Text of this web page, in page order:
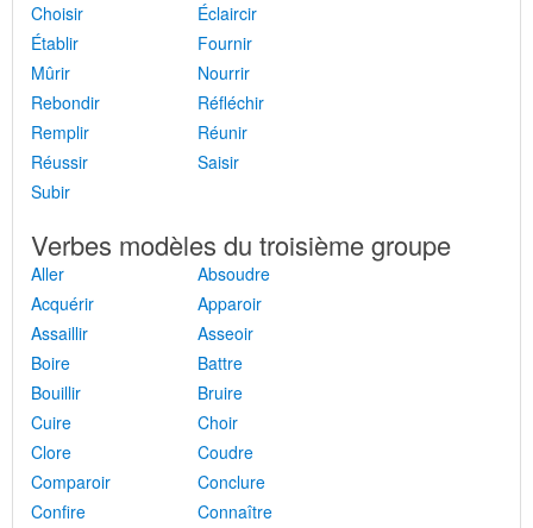
Choisir
Éclaircir
Établir
Fournir
Mûrir
Nourrir
Rebondir
Réfléchir
Remplir
Réunir
Réussir
Saisir
Subir
Verbes modèles du troisième groupe
Aller
Absoudre
Acquérir
Apparoir
Assaillir
Asseoir
Boire
Battre
Bouillir
Bruire
Cuire
Choir
Clore
Coudre
Comparoir
Conclure
Confire
Connaître